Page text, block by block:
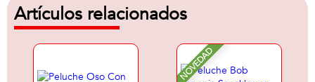
Artículos relacionados
NOVEDAD